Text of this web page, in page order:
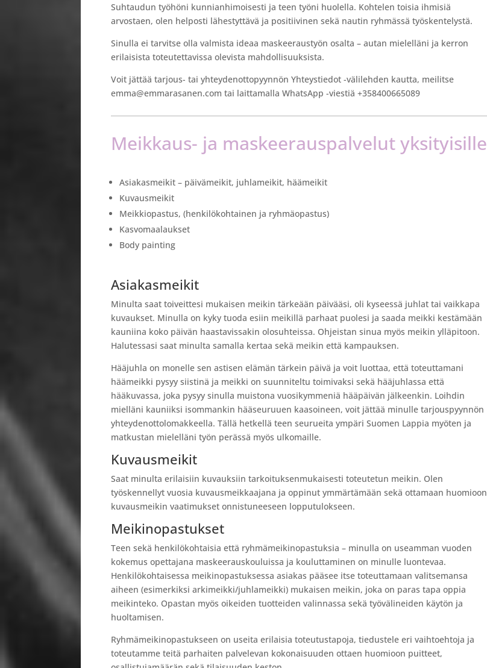
Suhtaudun työhöni kunnianhimoisesti ja teen työni huolella. Kohtelen toisia ihmisiä
arvostaen, olen helposti lähestyttävä ja positiivinen sekä nautin ryhmässä työskentelystä.
Sinulla ei tarvitse olla valmista ideaa maskeeraustyön osalta – autan mielelläni ja kerron
erilaisista toteutettavissa olevista mahdollisuuksista.
Voit jättää tarjous- tai yhteydenottopyynnön Yhteystiedot -välilehden kautta, meilitse
emma@emmarasanen.com tai laittamalla WhatsApp -viestiä +358400665089
Meikkaus- ja maskeerauspalvelut yksityisille
Asiakasmeikit – päivämeikit, juhlameikit, häämeikit
Kuvausmeikit
Meikkiopastus, (henkilökohtainen ja ryhmäopastus)
Kasvomaalaukset
Body painting
Asiakasmeikit
Minulta saat toiveittesi mukaisen meikin tärkeään päivääsi, oli kyseessä juhlat tai vaikkapa
kuvaukset. Minulla on kyky tuoda esiin meikillä parhaat puolesi ja saada meikki kestämään
kauniina koko päivän haastavissakin olosuhteissa. Ohjeistan sinua myös meikin ylläpitoon.
Halutessasi saat minulta samalla kertaa sekä meikin että kampauksen.
Hääjuhla on monelle sen astisen elämän tärkein päivä ja voit luottaa, että toteuttamani
häämeikki pysyy siistinä ja meikki on suunniteltu toimivaksi sekä hääjuhlassa että
hääkuvassa, joka pysyy sinulla muistona vuosikymmeniä hääpäivän jälkeenkin. Loihdin
mielläni kauniiksi isommankin hääseuruuen kaasoineen, voit jättää minulle tarjouspyynnön
yhteydenottolomakkeella. Tällä hetkellä teen seurueita ympäri Suomen Lappia myöten ja
matkustan mielelläni työn perässä myös ulkomaille.
Kuvausmeikit
Saat minulta erilaisiin kuvauksiin tarkoituksenmukaisesti toteutetun meikin. Olen
työskennellyt vuosia kuvausmeikkaajana ja oppinut ymmärtämään sekä ottamaan huomioon
kuvausmeikin vaatimukset onnistuneeseen lopputulokseen.
Meikinopastukset
Teen sekä henkilökohtaisia että ryhmämeikinopastuksia – minulla on useamman vuoden
kokemus opettajana maskeerauskouluissa ja kouluttaminen on minulle luontevaa.
Henkilökohtaisessa meikinopastuksessa asiakas pääsee itse toteuttamaan valitsemansa
aiheen (esimerkiksi arkimeikki/juhlameikki) mukaisen meikin, joka on paras tapa oppia
meikinteko. Opastan myös oikeiden tuotteiden valinnassa sekä työvälineiden käytön ja
huoltamisen.
Ryhmämeikinopastukseen on useita erilaisia toteutustapoja, tiedustele eri vaihtoehtoja ja
toteutamme teitä parhaiten palvelevan kokonaisuuden ottaen huomioon puitteet,